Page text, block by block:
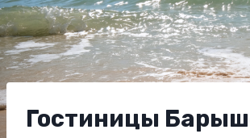
Гостиницы